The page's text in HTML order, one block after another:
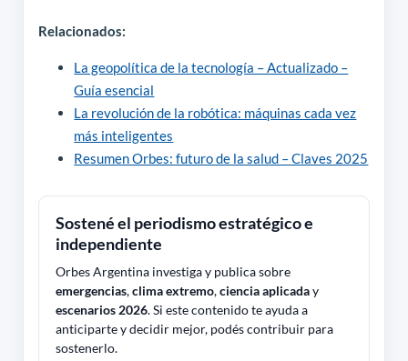
Relacionados:
La geopolítica de la tecnología – Actualizado –
Guía esencial
La revolución de la robótica: máquinas cada vez
más inteligentes
Resumen Orbes: futuro de la salud – Claves 2025
Sostené el periodismo estratégico e
independiente
Orbes Argentina investiga y publica sobre
emergencias,clima extremo,ciencia aplicaday
escenarios 2026. Si este contenido te ayuda a
anticiparte y decidir mejor, podés contribuir para
sostenerlo.